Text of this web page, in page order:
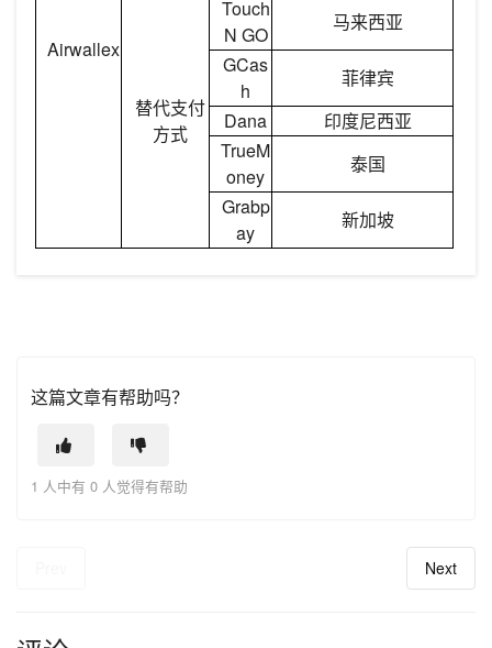
Airwallex
替代支付
方式
Touch
N GO
马来西亚
GCas
h
菲律宾
Dana
印度尼西亚
TrueM
oney
泰国
Grabp
ay
新加坡
这篇文章有帮助吗？
1 人中有 0 人觉得有帮助
Next